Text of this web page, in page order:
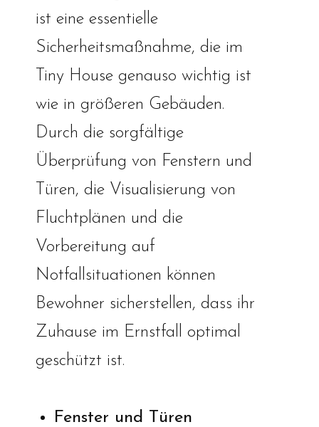
ist eine essentielle
Sicherheitsmaßnahme, die im
Tiny House genauso wichtig ist
wie in größeren Gebäuden.
Durch die sorgfältige
Überprüfung von Fenstern und
Türen, die Visualisierung von
Fluchtplänen und die
Vorbereitung auf
Notfallsituationen können
Bewohner sicherstellen, dass ihr
Zuhause im Ernstfall optimal
geschützt ist.
Fenster und Türen